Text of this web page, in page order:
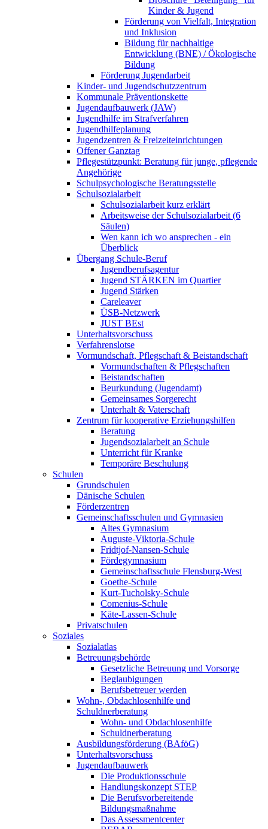
Kinder & Jugend
Förderung von Vielfalt, Integration
und Inklusion
Bildung für nachhaltige
Entwicklung (BNE) / Ökologische
Bildung
Förderung Jugendarbeit
Kinder- und Jugendschutzzentrum
Kommunale Präventionskette
Jugendaufbauwerk (JAW)
Jugendhilfe im Strafverfahren
Jugendhilfeplanung
Jugendzentren & Freizeiteinrichtungen
Offener Ganztag
Pflegestützpunkt: Beratung für junge, pflegende
Angehörige
Schulpsychologische Beratungsstelle
Schulsozialarbeit
Schulsozialarbeit kurz erklärt
Arbeitsweise der Schulsozialarbeit (6
Säulen)
Wen kann ich wo ansprechen - ein
Überblick
Übergang Schule-Beruf
Jugendberufsagentur
Jugend STÄRKEN im Quartier
Jugend Stärken
Careleaver
ÜSB-Netzwerk
JUST BEst
Unterhaltsvorschuss
Verfahrenslotse
Vormundschaft, Pflegschaft & Beistandschaft
Vormundschaften & Pflegschaften
Beistandschaften
Beurkundung (Jugendamt)
Gemeinsames Sorgerecht
Unterhalt & Vaterschaft
Zentrum für kooperative Erziehungshilfen
Beratung
Jugendsozialarbeit an Schule
Unterricht für Kranke
Temporäre Beschulung
Schulen
Grundschulen
Dänische Schulen
Förderzentren
Gemeinschaftsschulen und Gymnasien
Altes Gymnasium
Auguste-Viktoria-Schule
Fridtjof-Nansen-Schule
Fördegymnasium
Gemeinschaftsschule Flensburg-West
Goethe-Schule
Kurt-Tucholsky-Schule
Comenius-Schule
Käte-Lassen-Schule
Privatschulen
Soziales
Sozialatlas
Betreuungsbehörde
Gesetzliche Betreuung und Vorsorge
Beglaubigungen
Berufsbetreuer werden
Wohn-, Obdachlosenhilfe und
Schuldnerberatung
Wohn- und Obdachlosenhilfe
Schuldnerberatung
Ausbildungsförderung (BAföG)
Unterhaltsvorschuss
Jugendaufbauwerk
Die Produktionsschule
Handlungskonzept STEP
Die Berufsvorbereitende
Bildungsmaßnahme
Das Assessmentcenter